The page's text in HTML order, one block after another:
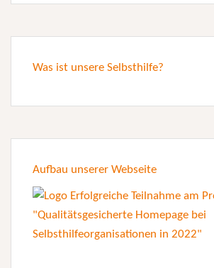
Was ist unsere Selbsthilfe?
Aufbau unserer Webseite